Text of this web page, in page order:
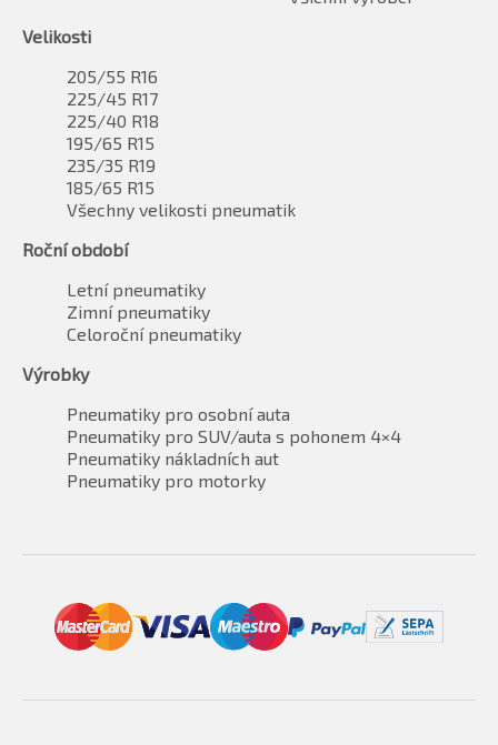
Velikosti
205/55 R16
225/45 R17
225/40 R18
195/65 R15
235/35 R19
185/65 R15
Všechny velikosti pneumatik
Roční období
Letní pneumatiky
Zimní pneumatiky
Celoroční pneumatiky
Výrobky
Pneumatiky pro osobní auta
Pneumatiky pro SUV/auta s pohonem 4×4
Pneumatiky nákladních aut
Pneumatiky pro motorky